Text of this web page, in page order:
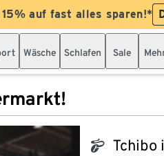
auf fast alles sparen!*
Wäsche Schlafen Sale
tchibo_logo Tchibo